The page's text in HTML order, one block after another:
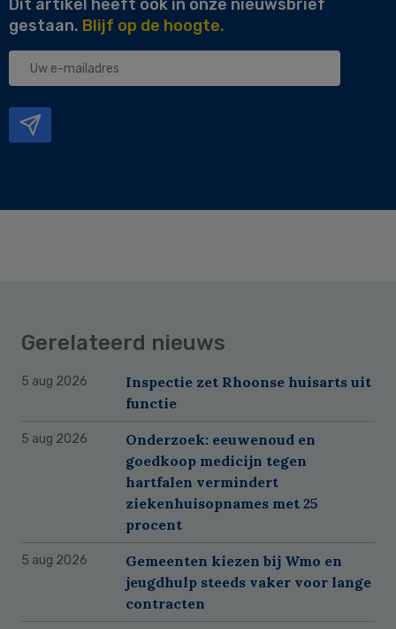
Dit artikel heeft ook in onze nieuwsbrief
gestaan. Blijf op de hoogte.
Uw
Gerelateerd nieuws
5 aug 2026
Inspectie zet Rhoonse huisarts uit
functie
5 aug 2026
Onderzoek: eeuwenoud en
goedkoop medicijn tegen
hartfalen vermindert
ziekenhuisopnames met 25
procent
5 aug 2026
Gemeenten kiezen bij Wmo en
jeugdhulp steeds vaker voor lange
contracten